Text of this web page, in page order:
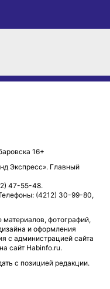
16+
Экспресс». Главный
47-55-48.
(4212) 30-99-80,
фотографий,
и оформления
с администрацией сайта
сайт Habinfo.ru.
с позицией редакции.